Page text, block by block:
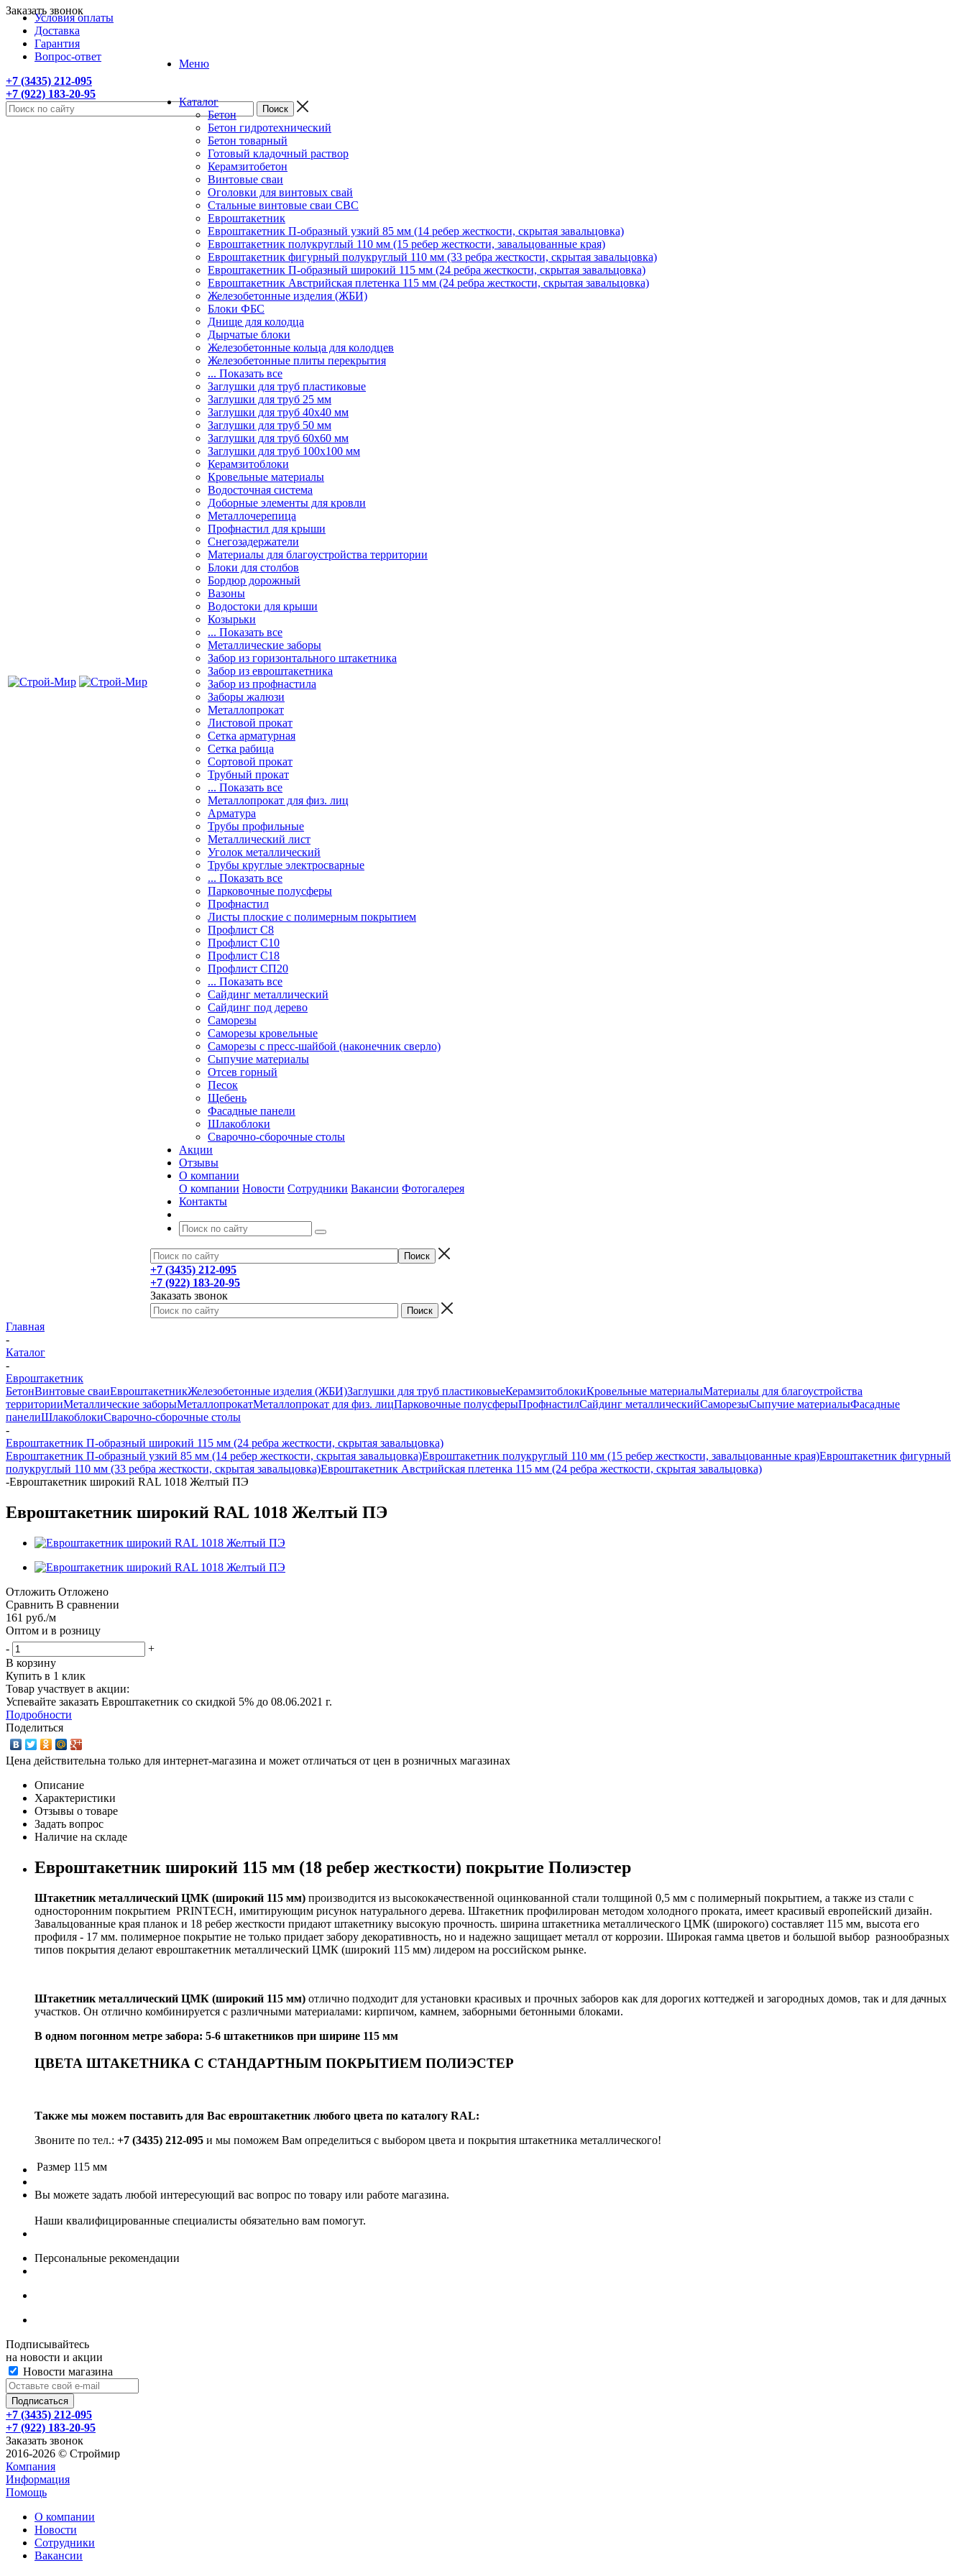
Условия оплаты
Доставка
Гарантия
Вопрос-ответ
+7 (3435) 212-095
+7 (922) 183-20-95
Заказать звонок
Меню
Каталог
Бетон
Бетон гидротехнический
Бетон товарный
Готовый кладочный раствор
Керамзитобетон
Винтовые сваи
Оголовки для винтовых свай
Стальные винтовые сваи СВС
Евроштакетник
Евроштакетник П-образный узкий 85 мм (14 ребер жесткости, скрытая завальцовка)
Евроштакетник полукруглый 110 мм (15 ребер жесткости, завальцованные края)
Евроштакетник фигурный полукруглый 110 мм (33 ребра жесткости, скрытая завальцовка)
Евроштакетник П-образный широкий 115 мм (24 ребра жесткости, скрытая завальцовка)
Евроштакетник Австрийская плетенка 115 мм (24 ребра жесткости, скрытая завальцовка)
Железобетонные изделия (ЖБИ)
Блоки ФБС
Днище для колодца
Дырчатые блоки
Железобетонные кольца для колодцев
Железобетонные плиты перекрытия
... Показать все
Заглушки для труб пластиковые
Заглушки для труб 25 мм
Заглушки для труб 40х40 мм
Заглушки для труб 50 мм
Заглушки для труб 60х60 мм
Заглушки для труб 100х100 мм
Керамзитоблоки
Кровельные материалы
Водосточная система
Доборные элементы для кровли
Металлочерепица
Профнастил для крыши
Снегозадержатели
Материалы для благоустройства территории
Блоки для столбов
Бордюр дорожный
Вазоны
Водостоки для крыши
Козырьки
... Показать все
Металлические заборы
Забор из горизонтального штакетника
Забор из евроштакетника
Забор из профнастила
Заборы жалюзи
Металлопрокат
Листовой прокат
Сетка арматурная
Сетка рабица
Сортовой прокат
Трубный прокат
... Показать все
Металлопрокат для физ. лиц
Арматура
Трубы профильные
Металлический лист
Уголок металлический
Трубы круглые электросварные
... Показать все
Парковочные полусферы
Профнастил
Листы плоские с полимерным покрытием
Профлист С8
Профлист С10
Профлист С18
Профлист СП20
... Показать все
Сайдинг металлический
Cайдинг под дерево
Саморезы
Саморезы кровельные
Саморезы с пресс-шайбой (наконечник сверло)
Сыпучие материалы
Отсев горный
Песок
Щебень
Фасадные панели
Шлакоблоки
Сварочно-сборочные столы
Акции
Отзывы
О компании
О компании Новости Сотрудники Вакансии Фотогалерея
Контакты
+7 (3435) 212-095
+7 (922) 183-20-95
Заказать звонок
Главная
-
Каталог
-
Евроштакетник
БетонВинтовые сваиЕвроштакетникЖелезобетонные изделия (ЖБИ)Заглушки для труб пластиковыеКерамзитоблокиКровельные материалыМатериалы для благоустройства
территорииМеталлические заборыМеталлопрокатМеталлопрокат для физ. лицПарковочные полусферыПрофнастилСайдинг металлическийСаморезыСыпучие материалыФасадные
панелиШлакоблокиСварочно-сборочные столы
-
Евроштакетник П-образный широкий 115 мм (24 ребра жесткости, скрытая завальцовка)
Евроштакетник П-образный узкий 85 мм (14 ребер жесткости, скрытая завальцовка)Евроштакетник полукруглый 110 мм (15 ребер жесткости, завальцованные края)Евроштакетник фигурный
полукруглый 110 мм (33 ребра жесткости, скрытая завальцовка)Евроштакетник Австрийская плетенка 115 мм (24 ребра жесткости, скрытая завальцовка)
-Евроштакетник широкий RAL 1018 Желтый ПЭ
Евроштакетник широкий RAL 1018 Желтый ПЭ
Отложить Отложено
Сравнить В сравнении
161 руб./м
Оптом и в розницу
-
+
В корзину
Купить в 1 клик
Товар участвует в акции:
Успевайте заказать Евроштакетник со скидкой 5% до 08.06.2021 г.
Подробности
Поделиться
Цена действительна только для интернет-магазина и может отличаться от цен в розничных магазинах
Описание
Характеристики
Отзывы о товаре
Задать вопрос
Наличие на складе
Евроштакетник широкий 115 мм (18 ребер жесткости) покрытие Полиэстер
Штакетник металлический ЦМК (широкий 115 мм) производится из высококачественной оцинкованной стали толщиной 0,5 мм с полимерный покрытием, а также из стали с
односторонним покрытием PRINTECH, имитирующим рисунок натурального дерева. Штакетник профилирован методом холодного проката, имеет красивый европейский дизайн.
Завальцованные края планок и 18 ребер жесткости придают штакетнику высокую прочность. ширина штакетника металлического ЦМК (широкого) составляет 115 мм, высота его
профиля - 17 мм. полимерное покрытие не только придает забору декоративность, но и надежно защищает металл от коррозии. Широкая гамма цветов и большой выбор разнообразных
типов покрытия делают евроштакетник металлический ЦМК (широкий 115 мм) лидером на российском рынке.
Штакетник металлический ЦМК (широкий 115 мм) отлично подходит для установки красивых и прочных заборов как для дорогих коттеджей и загородных домов, так и для дачных
участков. Он отлично комбинируется с различными материалами: кирпичом, камнем, заборными бетонными блоками.
В одном погонном метре забора: 5-6 штакетников при ширине 115 мм
ЦВЕТА ШТАКЕТНИКА С СТАНДАРТНЫМ ПОКРЫТИЕМ ПОЛИЭСТЕР
Также мы можем поставить для Вас евроштакетник любого цвета по каталогу RAL:
Звоните по тел.: +7 (3435) 212-095 и мы поможем Вам определиться с выбором цвета и покрытия штакетника металлического!
Размер 115 мм
Вы можете задать любой интересующий вас вопрос по товару или работе магазина.
Наши квалифицированные специалисты обязательно вам помогут.
Персональные рекомендации
Подписывайтесь
на новости и акции
Новости магазина
+7 (3435) 212-095
+7 (922) 183-20-95
Заказать звонок
2016-2026 © Строймир
Компания
Информация
Помощь
О компании
Новости
Сотрудники
Вакансии